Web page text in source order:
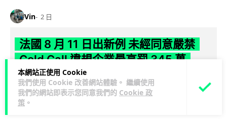
本網站正使用 Cookie
我們使用 Cookie 改善網站體驗。 繼續使用
我們的網站即表示您同意我們的 Cookie 政
策 。
Vin 2 日
法國 8 月 11 日出新例 未經同意嚴禁
Cold Call 違規企業最高罰 345 萬
法國將於 8 月 11 日起實施新例，全面禁止企業未經消費者同意
致電推銷，由「opt-out」拒接登記制轉為「opt-in」先徵同意
機制。違...